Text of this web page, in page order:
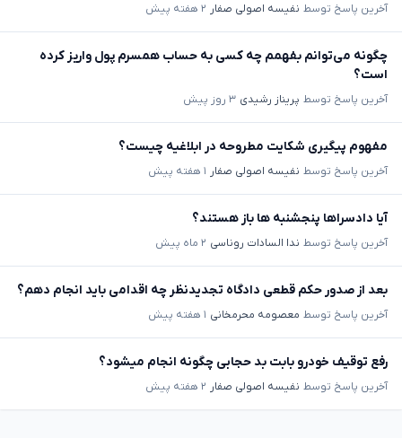
آخرین پاسخ توسط نفیسه اصولی صفار ۲ هفته پیش
چگونه می‌توانم بفهمم چه کسی به حساب همسرم پول واریز کرده
است؟
آخرین پاسخ توسط پریناز رشیدی ۳ روز پیش
مفهوم پیگیری شکایت مطروحه در ابلاغیه چیست؟
آخرین پاسخ توسط نفیسه اصولی صفار ۱ هفته پیش
آیا دادسراها پنجشنبه ها باز هستند؟
آخرین پاسخ توسط ندا السادات روناسی ۲ ماه پیش
بعد از صدور حکم قطعی دادگاه تجدیدنظر چه اقدامی باید انجام دهم؟
آخرین پاسخ توسط معصومه محرمخانی ۱ هفته پیش
رفع توقیف خودرو بابت بد حجابی چگونه انجام میشود؟
آخرین پاسخ توسط نفیسه اصولی صفار ۲ هفته پیش